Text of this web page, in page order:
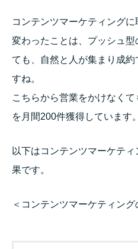
コンテンツマーケティングに
変わったことは、プッシュ型
ても、自然と人が集まり成
すね。
こちらから営業をかけなく
を月間200件獲得しています。
以下はコンテンツマーケテ
果です。
＜コンテンツマーケティング